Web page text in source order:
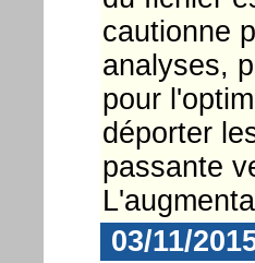
cautionne
analyses,
pour
déporter
passante
03/11/